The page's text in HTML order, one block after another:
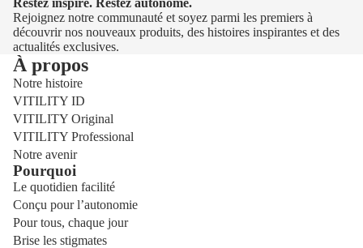
Rejoignez notre communauté et soyez parmi les premiers à
découvrir nos nouveaux produits, des histoires inspirantes et des
actualités exclusives.
À propos
Notre histoire
VITILITY ID
VITILITY Original
VITILITY Professional
Notre avenir
Pourquoi
Le quotidien facilité
Conçu pour l’autonomie
Pour tous, chaque jour
Brise les stigmates